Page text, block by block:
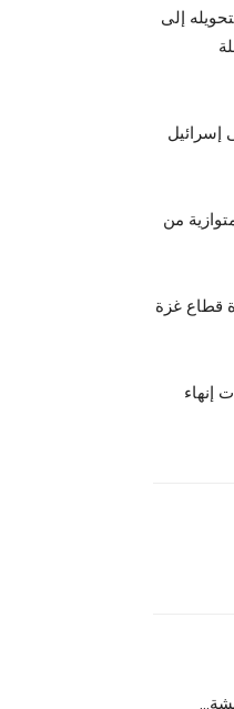
إلى
إسرائيل
من
قطاع غزة
إنهاء